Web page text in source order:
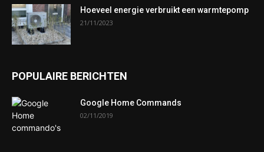
Hoeveel energie verbruikt een warmtepomp
21/11/2023
POPULAIRE BERICHTEN
Google Home Commands
02/11/2019